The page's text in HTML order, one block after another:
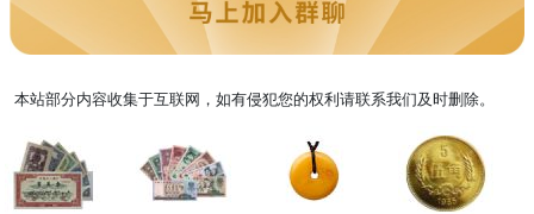
本站部分内容收集于互联网，如有侵犯您的权利请联系我们及时删除。